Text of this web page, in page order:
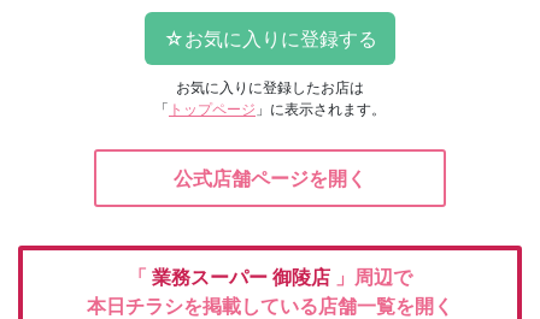
お気に入りに登録したお店は
「 トップページ 」に表示されます。
公式店舗ページを開く
「 業務スーパー 御陵店 」周辺で
本日チラシを掲載している店舗一覧を開く